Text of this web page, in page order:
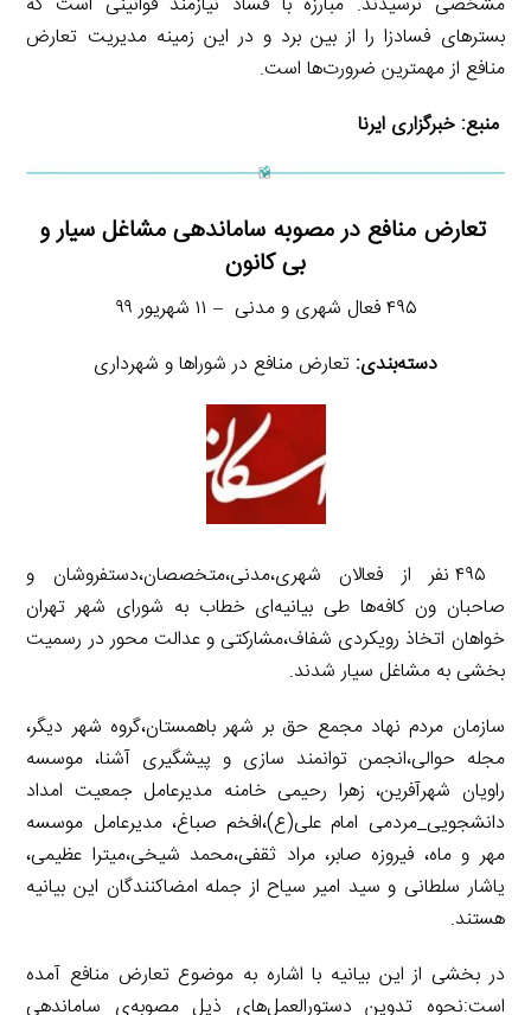
بسترهای فسادزا را از بین برد و در این زمینه مدیریت تعارض
منافع از مهمترین ضرورت‌ها است.
منبع:خبرگزاری ایرنا
تعارض منافع در مصوبه ساماندهی مشاغل سیار و
بی کانون
۴۹۵ فعال شهری و مدنی – ۱۱ شهریور ۹۹
دسته‌بندی: تعارض منافع در شوراها و شهرداری
۴۹۵ نفر از فعالان شهری،مدنی،متخصصان،دستفروشان و
صاحبان ون کافه‌ها طی بیانیه‌ای خطاب به شورای شهر تهران
خواهان اتخاذ رویکردی شفاف،مشارکتی و عدالت محور در رسمیت
بخشی به مشاغل سیار شدند.
سازمان مردم نهاد مجمع حق بر شهر باهمستان،گروه شهر دیگر،
مجله حوالی،انجمن توانمند سازی و پیشگیری آشنا، موسسه
راویان شهرآفرین، زهرا رحیمی خامنه مدیرعامل جمعیت امداد
دانشجویی_مردمی امام علی(ع)،افخم صباغ، مدیرعامل موسسه
مهر و ماه، فیروزه صابر، مراد ثقفی،محمد شیخی،میترا عظیمی،
یاشار سلطانی و سید امیر سیاح از جمله امضاکنندگان این بیانیه
هستند.
در بخشی از این بیانیه با اشاره به موضوع تعارض منافع آمده
است:نحوه تدوین دستورالعمل‌های ذیلِ مصوبه‌ی ساماندهی